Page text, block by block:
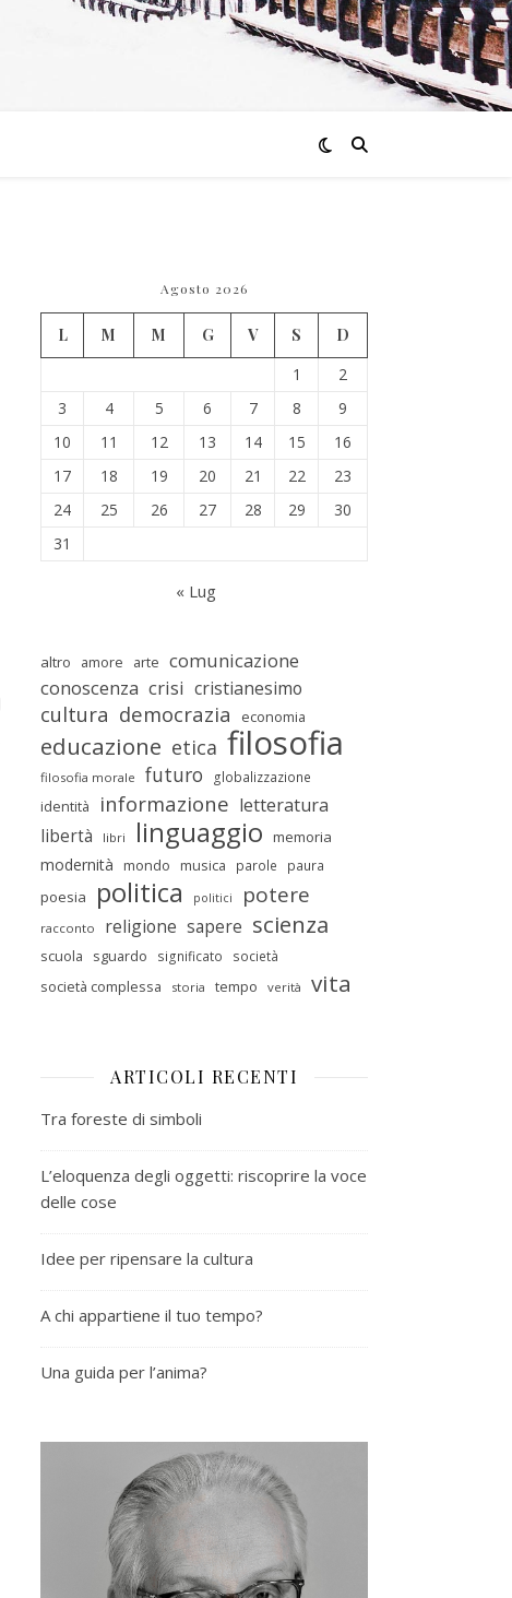
Agosto 2026
L M M G V S
D
1
2
3
4 5 6 7 8
9
10
11 12 13 14 15
16
17
18 19 20 21 22
23
24
25 26 27 28 29
30
31
« Lug
altro amore arte comunicazione
conoscenza crisi cristianesimo
cultura democrazia economia
educazione etica filosofia
filosofia morale futuro globalizzazione
identità informazione letteratura
libertà
libri linguaggio memoria
modernità mondo musica parole paura
poesia politica politici potere
racconto religione sapere scienza
scuola sguardo significato società
società complessa storia tempo verità vita
ARTICOLI RECENTI
Tra foreste di simboli
L’eloquenza degli oggetti: riscoprire la voce
delle cose
Idee per ripensare la cultura
A chi appartiene il tuo tempo?
Una guida per l’anima?